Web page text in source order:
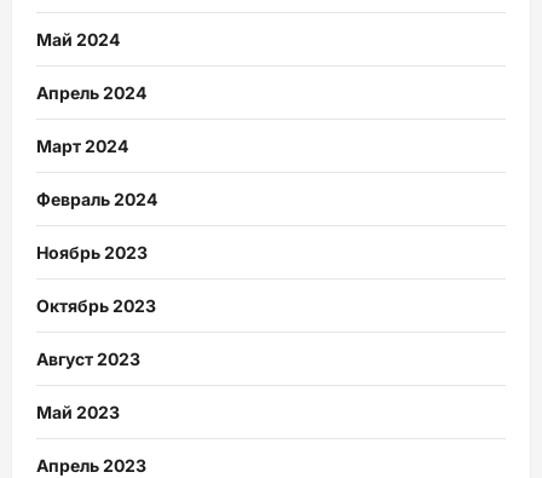
Май 2024
Апрель 2024
Март 2024
Февраль 2024
Ноябрь 2023
Октябрь 2023
Август 2023
Май 2023
Апрель 2023